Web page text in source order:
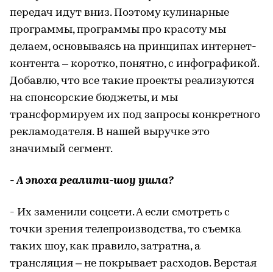
передач идут вниз. Поэтому кулинарные
программы, программы про красоту мы
делаем, основываясь на принципах интернет-
контента – коротко, понятно, с инфографикой.
Добавлю, что все такие проекты реализуются
на спонсорские бюджеты, и мы
трансформируем их под запросы конкретного
рекламодателя. В нашей выручке это
значимый сегмент.
- А эпоха реалити-шоу ушла?
- Их заменили соцсети. А если смотреть с
точки зрения телепроизводства, то съемка
таких шоу, как правило, затратна, а
трансляция – не покрывает расходов. Верстая